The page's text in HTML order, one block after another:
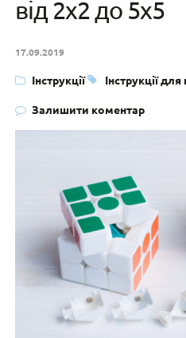
від 2х2 до 5х5
17.09.2019
Інструкції Інструкції
Залишити коментар